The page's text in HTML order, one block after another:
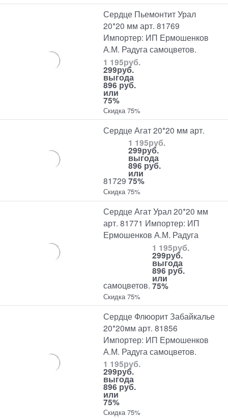
Сердце Пьемонтит Урал
20*20 мм арт. 81769
Импортер: ИП Ермошенков
А.М. Радуга самоцветов.
1 195руб.
299руб.
выгода
896 руб.
или
75%
Скидка 75%
Сердце Агат 20*20 мм арт.
81729
1 195руб.
299руб.
выгода
896 руб.
или
75%
Скидка 75%
Сердце Агат Урал 20*20 мм
арт. 81771 Импортер: ИП
Ермошенков А.М. Радуга
самоцветов.
1 195руб.
299руб.
выгода
896 руб.
или
75%
Скидка 75%
Сердце Флюорит Забайкалье
20*20мм арт. 81856
Импортер: ИП Ермошенков
А.М. Радуга самоцветов.
1 195руб.
299руб.
выгода
896 руб.
или
75%
Скидка 75%